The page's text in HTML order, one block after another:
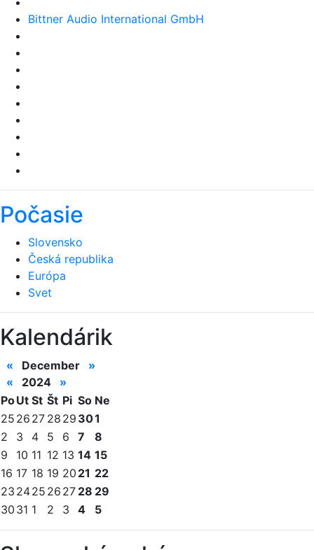
Bittner Audio International GmbH
Počasie
Slovensko
Česká republika
Európa
Svet
Kalendárik
« December
»
«
2024
»
PoUt St Št Pi So Ne
25 26 27 28 29 301
2
3 4 5 6 7
8
9
10 11 12 13 14 15
16 17 18 19 20 21 22
23 2425 26 27 28 29
30 31 1 2 3 4 5